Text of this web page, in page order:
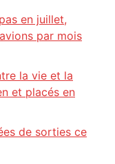
en juillet,
par mois
la vie et la
et placés en
de sorties ce